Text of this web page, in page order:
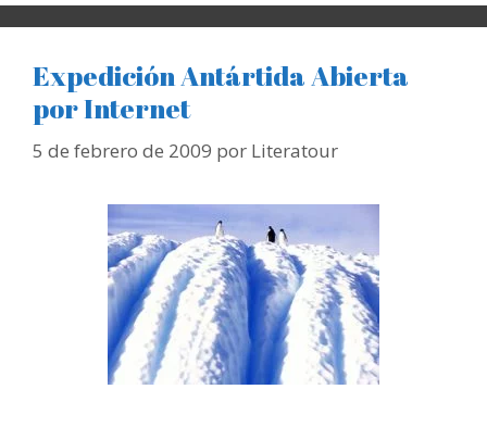
Expedición Antártida Abierta
por Internet
5 de febrero de 2009 por Literatour